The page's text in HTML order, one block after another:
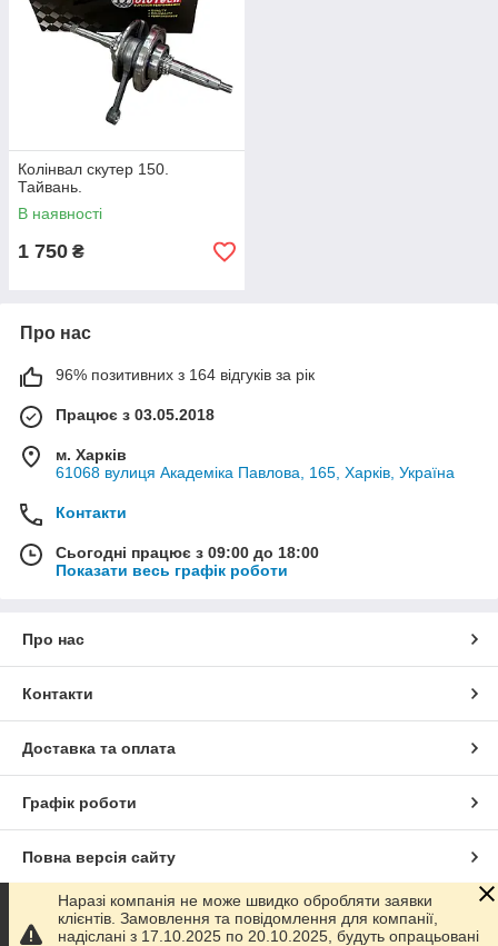
Колінвал скутер 150.
Тайвань.
В наявності
1 750 ₴
Про нас
96% позитивних з 164 відгуків за рік
Працює з 03.05.2018
м. Харків
61068 вулиця Академіка Павлова, 165, Харків, Україна
Контакти
Сьогодні працює з 09:00 до 18:00
Показати весь графік роботи
Про нас
Контакти
Доставка та оплата
Графік роботи
Повна версія сайту
Сайт створено на маркетплейсіProm.ua
Наразі компанія не може швидко обробляти заявки
клієнтів. Замовлення та повідомлення для компанії,
надіслані з 17.10.2025 по 20.10.2025, будуть опрацьовані